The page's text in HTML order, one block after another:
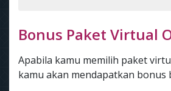
Bonus Paket Virtual
Apabila kamu memilih paket
kamu akan mendapatkan bonus